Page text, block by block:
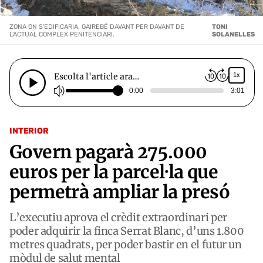
INTERIOR
Govern pagarà 275.000
euros per la parcel·la que
permetrà ampliar la presó
L’executiu aprova el crèdit extraordinari per
poder adquirir la finca Serrat Blanc, d’uns 1.800
metres quadrats, per poder bastir en el futur un
mòdul de salut mental
ZONA ON S'EDIFICARIA, GAIREBÉ DAVANT PER DAVANT DE
L'ACTUAL COMPLEX PENITENCIARI.
TONI
SOLANELLES
Escolta l'article ara… 1x
0:00 3:01